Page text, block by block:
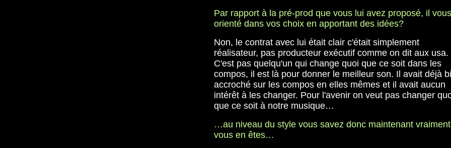
Par rapport à la pré-prod que vous lui avez proposé, il
orienté dans vos choix en apportant des idées?
Non, le contrat avec lui était clair c'était simplement
réalisateur, pas producteur exécutif comme on dit aux usa.
C'est pas quelqu'un qui change quoi que ce soit dans les
compos, il est là pour donner le meilleur son. Il avait déjà
accroché sur les compos en elles mêmes et il avait aucun
intérêt à les changer. Pour l'avenir on veut pas changer
que ce soit à notre musique…
…au niveau du style vous savez donc maintenant
vous en êtes…